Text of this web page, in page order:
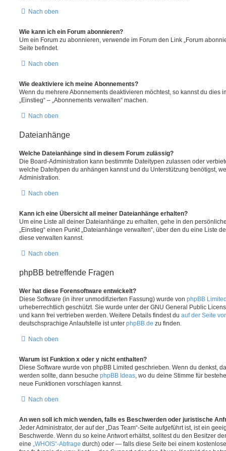
Nach oben
Wie kann ich ein Forum abonnieren?
Um ein Forum zu abonnieren, verwende im Forum den Link „Forum
Seite befindet.
Nach oben
Wie deaktiviere ich meine Abonnements?
Wenn du mehrere Abonnements deaktivieren möchtest, so kannst du dies
„Einstieg“ – „Abonnements verwalten“ machen.
Nach oben
Dateianhänge
Welche Dateianhänge sind in diesem Forum zulässig?
Die Board-Administration kann bestimmte Dateitypen zulassen oder
welche Dateitypen du anhängen kannst und du Unterstützung benötigst,
Administration.
Nach oben
Kann ich eine Übersicht all meiner Dateianhänge erhalten?
Um eine Liste all deiner Dateianhänge zu erhalten, gehe in den
„Einstieg“ einen Punkt „Dateianhänge verwalten“, über den du eine Liste
diese verwalten kannst.
Nach oben
phpBB betreffende Fragen
Wer hat diese Forensoftware entwickelt?
Diese Software (in ihrer unmodifizierten Fassung) wurde von phpBB
urheberrechtlich geschützt. Sie wurde unter der GNU General Public
und kann frei vertrieben werden. Weitere Details findest du auf der Seite
deutschsprachige Anlaufstelle ist unter phpBB.de zu finden.
Nach oben
Warum ist Funktion x oder y nicht enthalten?
Diese Software wurde von phpBB Limited geschrieben. Wenn du denkst,
werden sollte, dann besuche phpBB Ideas , wo du deine Stimme für
neue Funktionen vorschlagen kannst.
Nach oben
An wen soll ich mich wenden, falls es Beschwerden oder juristische
Jeder Administrator, der auf der „Das Team“-Seite aufgeführt ist, ist ein
Beschwerde. Wenn du so keine Antwort erhältst, solltest du den Besitzer
eine „WHOIS“-Abfrage durch) oder — falls diese Seite bei einem